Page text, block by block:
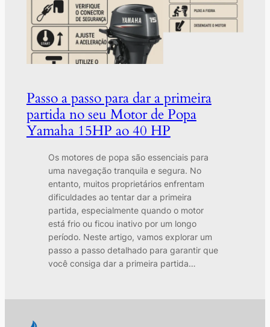
Passo a passo para dar a primeira
partida no seu Motor de Popa
Yamaha 15HP ao 40 HP
Os motores de popa são essenciais para
uma navegação tranquila e segura. No
entanto, muitos proprietários enfrentam
dificuldades ao tentar dar a primeira
partida, especialmente quando o motor
está frio ou ficou inativo por um longo
período. Neste artigo, vamos explorar um
passo a passo detalhado para garantir que
você consiga dar a primeira partida…